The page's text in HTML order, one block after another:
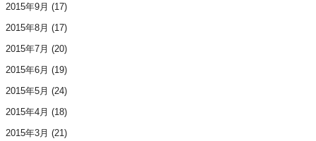
2015年9月 (17)
2015年8月 (17)
2015年7月 (20)
2015年6月 (19)
2015年5月 (24)
2015年4月 (18)
2015年3月 (21)